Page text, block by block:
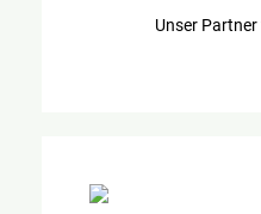
Unser